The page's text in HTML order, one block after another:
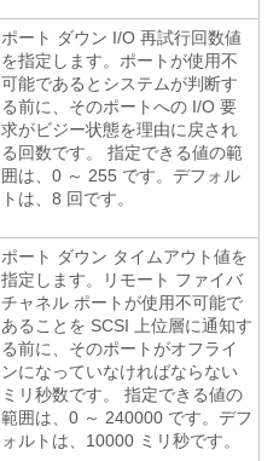
ポート ダウン I/O 再試行回数値
を指定します。ポートが使用不
可能であるとシステムが判断す
る前に、そのポートへの I/O 要
求がビジー状態を理由に戻され
る回数です。 指定できる値の範
囲は、0 ～ 255 です。デフォル
トは、8 回です。
ポート ダウン タイムアウト値を
指定します。リモート ファイバ
チャネル ポートが使用不可能で
あることを SCSI 上位層に通知す
る前に、そのポートがオフライ
ンになっていなければならない
ミリ秒数です。 指定できる値の
範囲は、0 ～ 240000 です。デフ
ォルトは、10000 ミリ秒です。